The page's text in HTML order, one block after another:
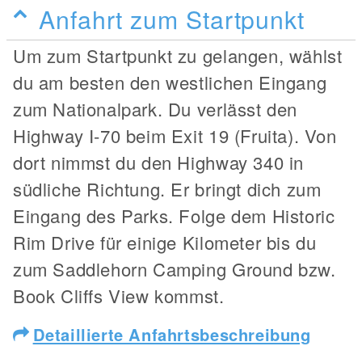
Anfahrt zum Startpunkt
Um zum Startpunkt zu gelangen, wählst
du am besten den westlichen Eingang
zum Nationalpark. Du verlässt den
Highway I-70 beim Exit 19 (Fruita). Von
dort nimmst du den Highway 340 in
südliche Richtung. Er bringt dich zum
Eingang des Parks. Folge dem Historic
Rim Drive für einige Kilometer bis du
zum Saddlehorn Camping Ground bzw.
Book Cliffs View kommst.
Detaillierte Anfahrtsbeschreibung